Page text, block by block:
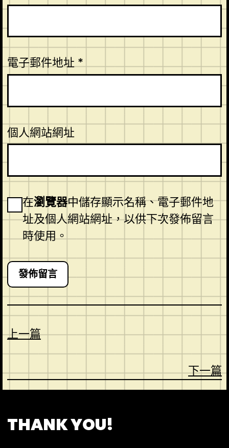
電子郵件地址*
個人網站網址
在瀏覽器中儲存顯示名稱、電子郵件地
址及個人網站網址，以供下次發佈留言
時使用。
上一篇
下一篇
THANK YOU!